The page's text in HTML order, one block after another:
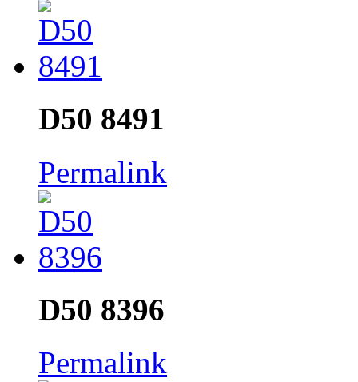
D50 8491
Permalink
D50 8396
Permalink